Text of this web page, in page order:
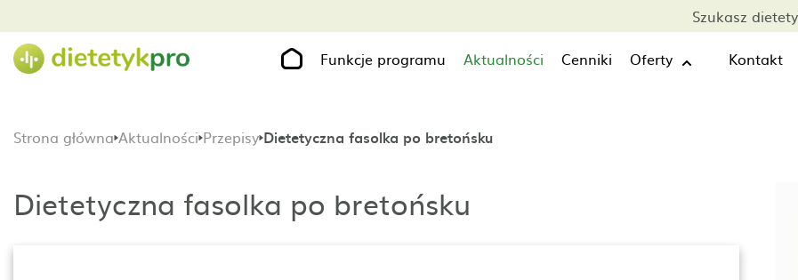
Szukasz
Funkcje programu
Aktualności Cenniki Oferty Kontakt
Strona główna Aktualności Przepisy Dietetyczna fasolka po bretońsku
Dietetyczna fasolka po bretońsku